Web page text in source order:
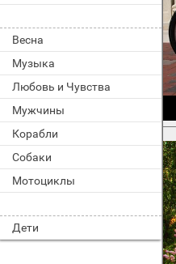
Весна
Музыка
Любовь и Чувства
Мужчины
Корабли
Собаки
Мотоциклы
Дети